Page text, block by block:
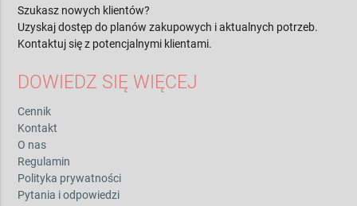
Szukasz nowych klientów?
Uzyskaj dostęp do planów zakupowych i aktualnych potrzeb.
Kontaktuj się z potencjalnymi klientami.
DOWIEDZ SIĘ WIĘCEJ
Cennik
Kontakt
O nas
Regulamin
Polityka prywatności
Pytania i odpowiedzi